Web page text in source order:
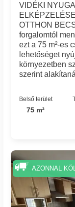
VIDÉKI
OTTHON
forgalomtól
ezt a 75 m²-es
lehetőséget
környezetben
szerint
Belső terület
75 m²
AZONNAL